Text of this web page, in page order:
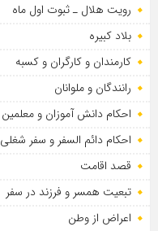
رویت هلال ـ ثبوت اول ماه
بلاد کبیره
کارمندان و کارگران و کسبه
رانندگان و ملوانان
احکام دانش آموزان و معلمین
احکام دائم السفر و سفر شغلی
قصد اقامت
تبعیت همسر و فرزند در سفر
اعراض از وطن